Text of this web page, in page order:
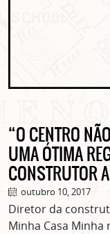
“O CENTRO
UMA ÓTIMA
CONSTRUTOR
outubro 10, 2017
Diretor da
Minha Casa